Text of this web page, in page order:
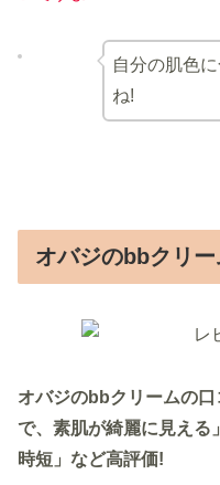
自分の肌色
ね!
オバジのbbクリ
オバジのbbクリームの
で、素肌が綺麗に見える
時短」など高評価!